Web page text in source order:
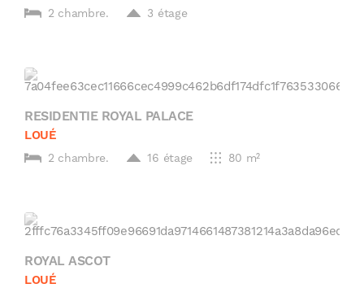
2 chambre. 3 étage
RESIDENTIE ROYAL PALACE
LOUÉ
2 chambre. 16 étage 80 m²
ROYAL ASCOT
LOUÉ